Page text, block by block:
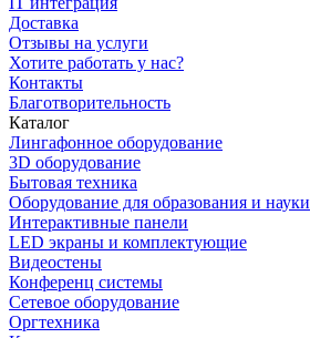
Доставка
Отзывы на услуги
Хотите работать у нас?
Контакты
Благотворительность
Каталог
Лингафонное оборудование
3D оборудование
Бытовая техника
Оборудование для образования и науки
Интерактивные панели
LED экраны и комплектующие
Видеостены
Конференц системы
Сетевое оборудование
Оргтехника